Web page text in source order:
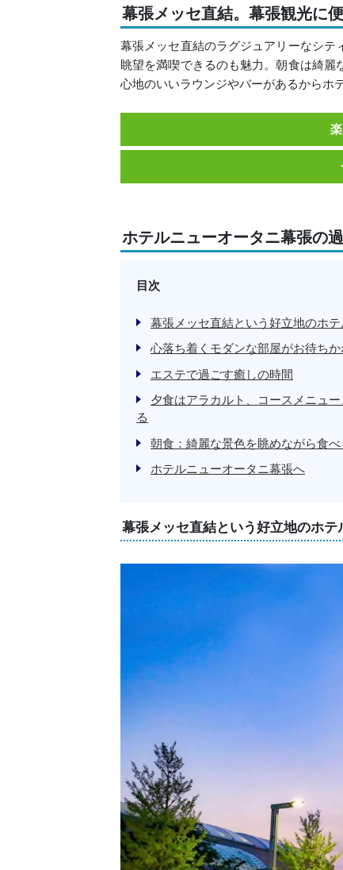
幕張メッセ直結。幕張観光に
幕張メッセ直結のラグジュアリーなシ
眺望を満喫できるのも魅力。朝食は綺
心地のいいラウンジやバーがあるからホ
ホテルニューオータニ幕張の
目次
幕張メッセ直結という好立地のホテ
心落ち着くモダンな部屋がお待ちか
エステで過ごす癒しの時間
夕食はアラカルト、コースメニュ
る
朝食：綺麗な景色を眺めながら食
ホテルニューオータニ幕張へ
幕張メッセ直結という好立地のホテ